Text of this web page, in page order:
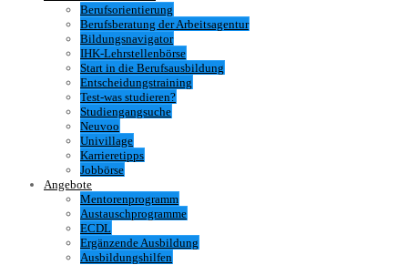
Berufsorientierung
Berufsberatung der Arbeitsagentur
Bildungsnavigator
IHK-Lehrstellenbörse
Start in die Berufsausbildung
Entscheidungstraining
Test-was studieren?
Studiengangsuche
Neuvoo
Univillage
Karrieretipps
Jobbörse
Angebote
Mentorenprogramm
Austauschprogramme
ECDL
Ergänzende Ausbildung
Ausbildungshilfen